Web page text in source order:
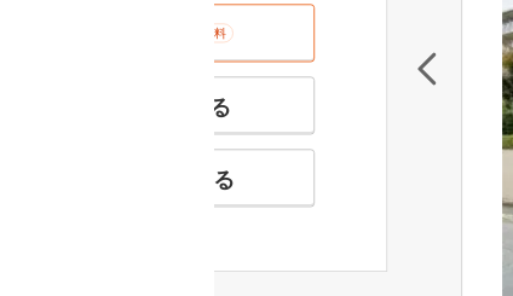
無料
特徴の似た物件を見る
お気に入りに追加する